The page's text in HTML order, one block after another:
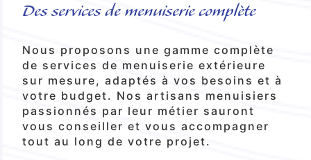
Des services de menuiserie complète
Nous proposons une gamme complète
de services de menuiserie extérieure
sur mesure, adaptés à vos besoins et à
votre budget. Nos artisans menuisiers
passionnés par leur métier sauront
vous conseiller et vous accompagner
tout au long de votre projet.